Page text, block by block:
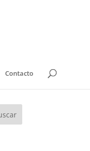
Contacto